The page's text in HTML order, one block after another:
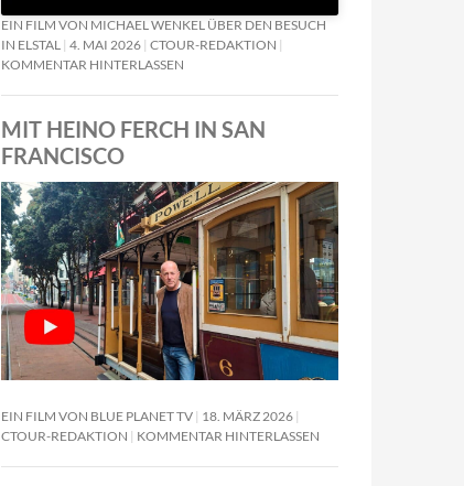
EIN FILM VON MICHAEL WENKEL ÜBER DEN BESUCH
IN ELSTAL 4. MAI 2026 CTOUR-REDAKTION
KOMMENTAR HINTERLASSEN
MIT HEINO FERCH IN SAN
FRANCISCO
EIN FILM VON BLUE PLANET TV 18. MÄRZ 2026
CTOUR-REDAKTION
KOMMENTAR HINTERLASSEN